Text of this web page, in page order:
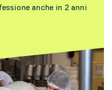
anche in 2 anni